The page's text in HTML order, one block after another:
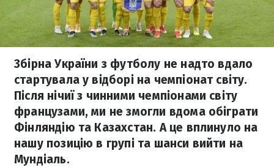
Збірна України з футболу не надто вдало
стартувала у відборі на чемпіонат світу.
Після нічиї з чинними чемпіонами світу
французами, ми не змогли вдома обіграти
Фінляндію та Казахстан. А це вплинуло на
нашу позицію в групі та шанси вийти на
Мундіаль.